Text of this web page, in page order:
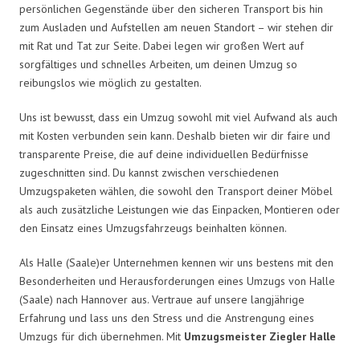
persönlichen Gegenstände über den sicheren Transport bis hin
zum Ausladen und Aufstellen am neuen Standort – wir stehen dir
mit Rat und Tat zur Seite. Dabei legen wir großen Wert auf
sorgfältiges und schnelles Arbeiten, um deinen Umzug so
reibungslos wie möglich zu gestalten.
Uns ist bewusst, dass ein Umzug sowohl mit viel Aufwand als auch
mit Kosten verbunden sein kann. Deshalb bieten wir dir faire und
transparente Preise, die auf deine individuellen Bedürfnisse
zugeschnitten sind. Du kannst zwischen verschiedenen
Umzugspaketen wählen, die sowohl den Transport deiner Möbel
als auch zusätzliche Leistungen wie das Einpacken, Montieren oder
den Einsatz eines Umzugsfahrzeugs beinhalten können.
Als Halle (Saale)er Unternehmen kennen wir uns bestens mit den
Besonderheiten und Herausforderungen eines Umzugs von Halle
(Saale) nach Hannover aus. Vertraue auf unsere langjährige
Erfahrung und lass uns den Stress und die Anstrengung eines
Umzugs für dich übernehmen. Mit Umzugsmeister Ziegler Halle